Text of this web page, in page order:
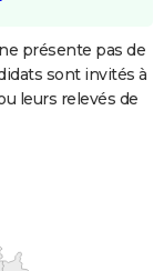
présente pas de
sont invités à
leurs relevés de